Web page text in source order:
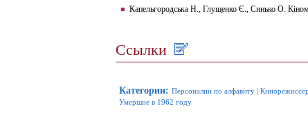
Капельгородська Н., Глущенко Є., Синько О.
Ссылки
Категории: Персоналии по алфавиту
Умершие в 1962 году